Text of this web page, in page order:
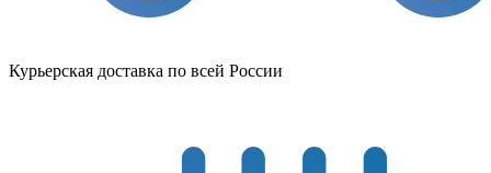
Курьерская доставка по всей России